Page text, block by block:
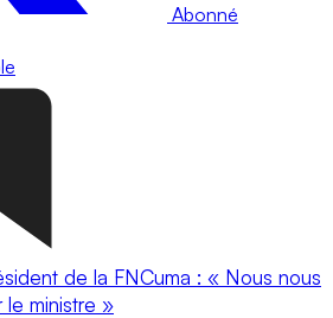
Abonné
de la FNCuma : « Nous nous
le ministre »